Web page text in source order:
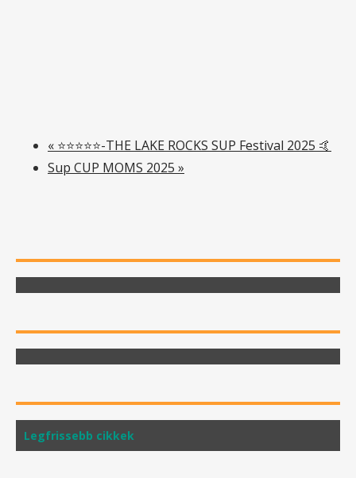
« ⭐️⭐️⭐️⭐️⭐️-THE LAKE ROCKS SUP Festival 2025 🤙
Sup CUP MOMS 2025 »
Legfrissebb cikkek